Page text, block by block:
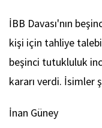
İBB Davası'nın
kişi için tahliye
beşinci tutukluluk
kararı verdi. İsimler
İnan Güney